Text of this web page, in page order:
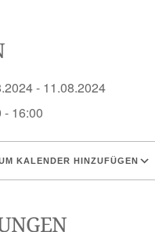
- 11.08.2024
- 16:00
KALENDER HINZUFÜGEN